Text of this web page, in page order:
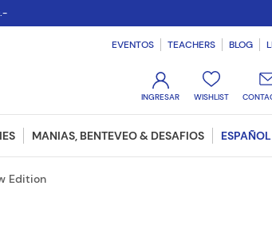
EVENTOS TEACHERS BLOG
WISHLIST
MANIAS, BENTEVEO & DESAFIOS ESPAÑOL
Edition